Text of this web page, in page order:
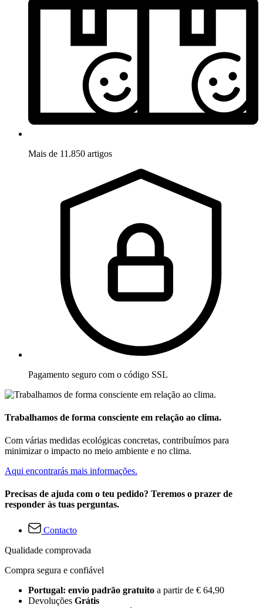
Mais de 11.850 artigos
Pagamento seguro com o código SSL
Trabalhamos de forma consciente em relação ao clima.
Com várias medidas ecológicas concretas, contribuímos para
minimizar o impacto no meio ambiente e no clima.
Aqui encontrarás mais informações.
Precisas de ajuda com o teu pedido? Teremos o prazer de
responder às tuas perguntas.
Contacto
Qualidade comprovada
Compra segura e confiável
Portugal: envio padrão gratuito a partir de € 64,90
Devoluções Grátis